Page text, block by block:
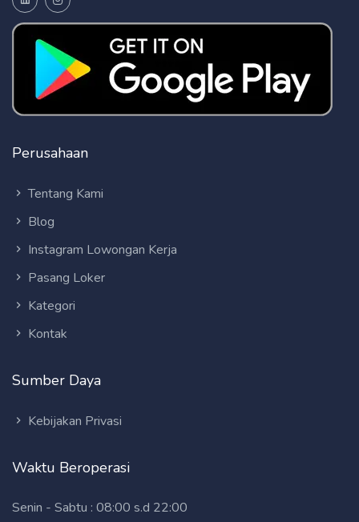
Perusahaan
Tentang Kami
Blog
Instagram Lowongan Kerja
Pasang Loker
Kategori
Kontak
Sumber Daya
Kebijakan Privasi
Waktu Beroperasi
Senin - Sabtu : 08:00 s.d 22:00